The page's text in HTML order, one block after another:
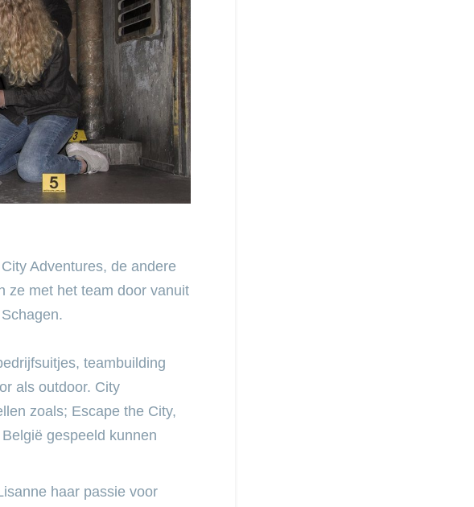
Adventures, de andere
ze met het team door vanuit
teambuilding
als outdoor. City
zoals; Escape the City,
gespeeld kunnen
haar passie voor